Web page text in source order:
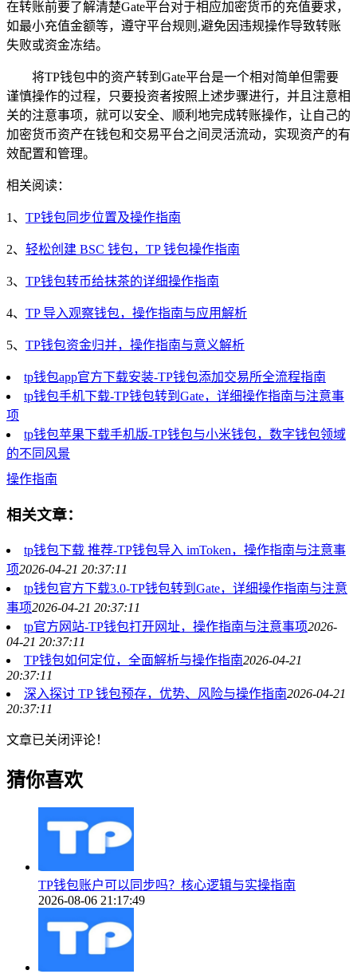
在转账前要了解清楚Gate平台对于相应加密货币的充值要求，
如最小充值金额等，遵守平台规则,避免因违规操作导致转账
失败或资金冻结。
将TP钱包中的资产转到Gate平台是一个相对简单但需要
谨慎操作的过程，只要投资者按照上述步骤进行，并且注意相
关的注意事项，就可以安全、顺利地完成转账操作，让自己的
加密货币资产在钱包和交易平台之间灵活流动，实现资产的有
效配置和管理。
相关阅读：
1、 TP钱包同步位置及操作指南
2、 轻松创建 BSC 钱包，TP 钱包操作指南
3、 TP钱包转币给抹茶的详细操作指南
4、 TP 导入观察钱包，操作指南与应用解析
5、 TP钱包资金归并，操作指南与意义解析
tp钱包app官方下载安装-TP钱包添加交易所全流程指南
tp钱包手机下载-TP钱包转到Gate，详细操作指南与注意事
项
tp钱包苹果下载手机版-TP钱包与小米钱包，数字钱包领域
的不同风景
操作指南
相关文章：
tp钱包下载 推荐-TP钱包导入 imToken，操作指南与注意事
项2026-04-21 20:37:11
tp钱包官方下载3.0-TP钱包转到Gate，详细操作指南与注意
事项2026-04-21 20:37:11
tp官方网站-TP钱包打开网址，操作指南与注意事项2026-
04-21 20:37:11
TP钱包如何定位，全面解析与操作指南2026-04-21
20:37:11
深入探讨 TP 钱包预存，优势、风险与操作指南2026-04-21
20:37:11
文章已关闭评论！
猜你喜欢
TP钱包账户可以同步吗？核心逻辑与实操指南
2026-08-06 21:17:49